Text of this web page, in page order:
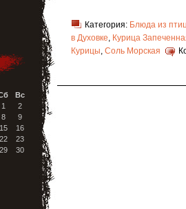
Категория: Блюда из
в Духовке, Курица
Курицы, Соль Морская
Вс
1
2
8
9
15
16
22
23
29
30